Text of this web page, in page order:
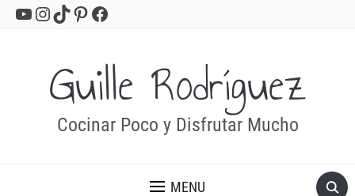
YouTube
Instagram
TikTok
Pinterest
Facebook
Guille Rodríguez
Cocinar Poco y Disfrutar Mucho
MENU